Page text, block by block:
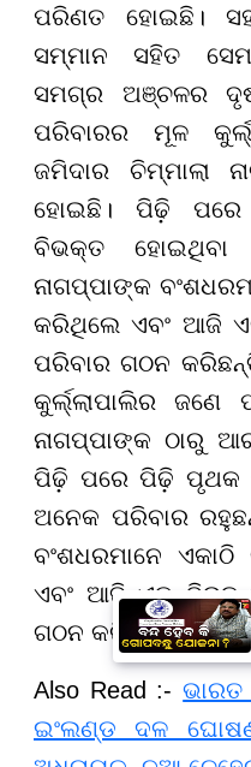
ପରିଣତ ହୋଇଛି।
ସମ୍ମାନ ସହିତ
ସମଗ୍ର ଅଞ୍ଚଳର
ପରିବାରର ମୂଳ
ଜମିଦାର ଚିମ୍ମାଲା
ହୋଇଛି। ପିଢ଼ି
ବିଭକ୍ତ
ନାଗପ୍ପାଙ୍କ
କରିଥିଲେ ଏବଂ ଆଜି
ପରିବାର ଗଠନ
କୁର୍ଲ୍ଲାପାଲିର ଜଣେ
ନାଗପ୍ପାଙ୍କ ଠାରୁ
ପିଢ଼ି ପରେ ପିଢ଼ି ପୃଥକ
ଅନେକ ପରିବାର
ବଂଶଧରମାନେ
ଏବଂ ଆଜି ଏକ ବିରଳ
ଗଠନ କରିଛନ୍ତି।
Also Read :-
ଇଂଲଣ୍ଡ ଦଳ